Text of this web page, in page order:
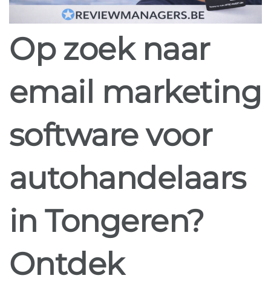
Op zoek naar
email marketing
software voor
autohandelaars
in Tongeren?
Ontdek